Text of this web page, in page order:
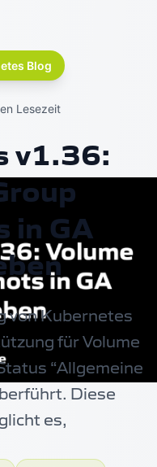
Blog
Lesezeit
v1.36:
in GA
vonKubernetes
für Volume
“Allgemeine
Diese
es,